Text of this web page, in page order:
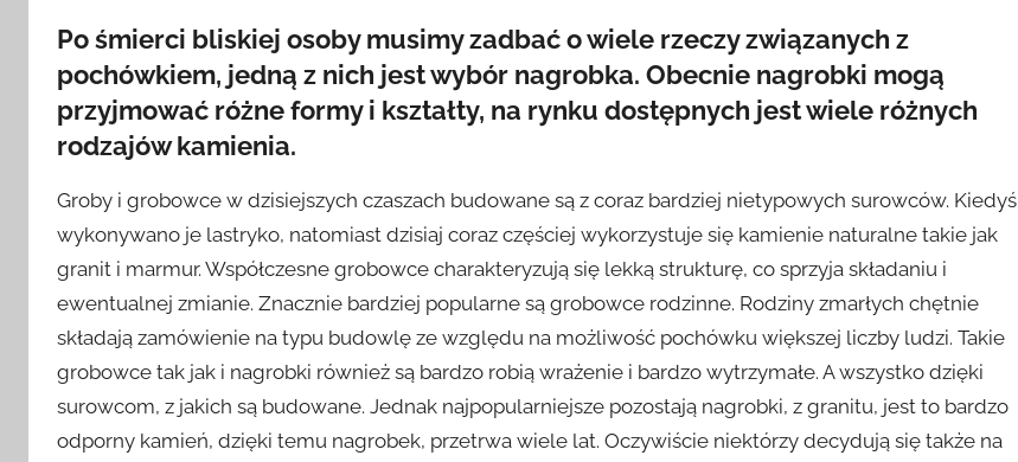
Po śmierci bliskiej osoby musimy zadbać o wiele rzeczy związanych z
pochówkiem, jedną z nich jest wybór nagrobka. Obecnie nagrobki mogą
przyjmować różne formy i kształty, na rynku dostępnych jest wiele różnych
rodzajów kamienia.
Groby i grobowce w dzisiejszych czaszach budowane są z coraz bardziej nietypowych surowców. Kiedyś
wykonywano je lastryko, natomiast dzisiaj coraz częściej wykorzystuje się kamienie naturalne takie jak
granit i marmur. Współczesne grobowce charakteryzują się lekką strukturę, co sprzyja składaniu i
ewentualnej zmianie. Znacznie bardziej popularne są grobowce rodzinne. Rodziny zmarłych chętnie
składają zamówienie na typu budowlę ze względu na możliwość pochówku większej liczby ludzi. Takie
grobowce tak jak i nagrobki również są bardzo robią wrażenie i bardzo wytrzymałe. A wszystko dzięki
surowcom, z jakich są budowane. Jednak najpopularniejsze pozostają nagrobki, z granitu, jest to bardzo
odporny kamień, dzięki temu nagrobek, przetrwa wiele lat. Oczywiście niektórzy decydują się także na